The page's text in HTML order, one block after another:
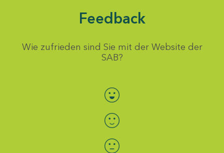
Feedback
Wie zufrieden sind Sie mit der Website der
SAB?
Bewertung auswählen